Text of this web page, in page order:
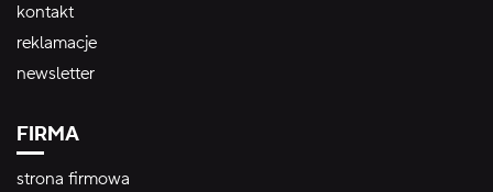
kontakt
reklamacje
newsletter
FIRMA
strona firmowa